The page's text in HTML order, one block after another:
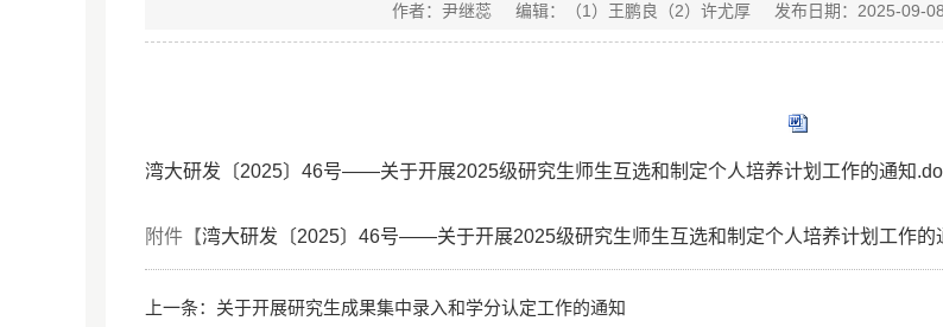
作者：尹继蕊 编辑：（1）王鹏良（2）许尤厚 发布日期：2025-09-08
湾大研发〔2025〕46号——关于开展2025级研究生师生互选和制定个人培养计划工作的通知
附件【湾大研发〔2025〕46号——关于开展2025级研究生师生互选和制定个人培养计划工作的
上一条： 关于开展研究生成果集中录入和学分认定工作的通知